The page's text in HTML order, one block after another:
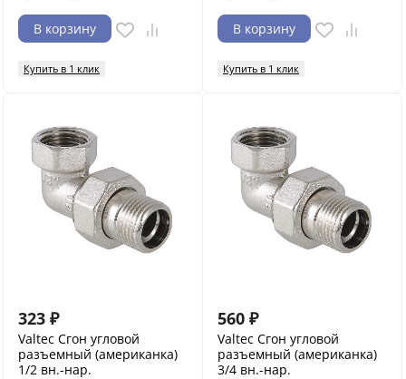
В корзину
Купить в 1 клик
В корзину
Купить в 1 клик
323 ₽
Valtec Сгон угловой
разъемный (американка)
1/2 вн.-нар.
560 ₽
Valtec Сгон угловой
разъемный (американка)
3/4 вн.-нар.